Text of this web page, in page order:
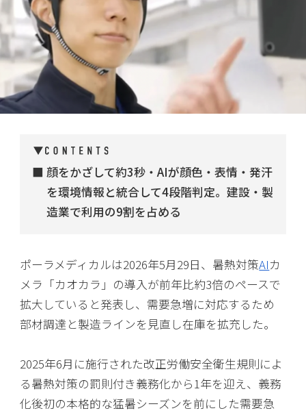
顔をかざして約3秒・AIが顔色・表情・発汗
を環境情報と統合して4段階判定。建設・製
造業で利用の9割を占める
ポーラメディカルは2026年5月29日、暑熱対策AIカ
メラ「カオカラ」の導入が前年比約3倍のペースで
拡大していると発表し、需要急増に対応するため
部材調達と製造ラインを見直し在庫を拡充した。
2025年6月に施行された改正労働安全衛生規則によ
る暑熱対策の罰則付き義務化から1年を迎え、義務
化後初の本格的な猛暑シーズンを前にした需要急